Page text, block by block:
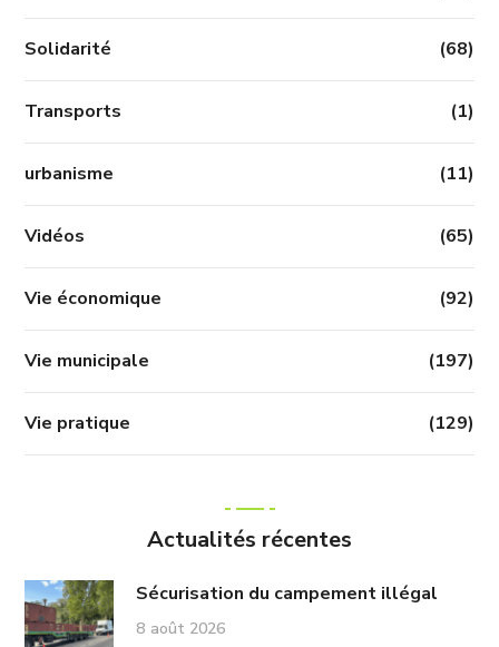
Solidarité (68)
Transports (1)
urbanisme (11)
Vidéos (65)
Vie économique (92)
Vie municipale (197)
Vie pratique (129)
Actualités récentes
Sécurisation du campement illégal
8 août 2026